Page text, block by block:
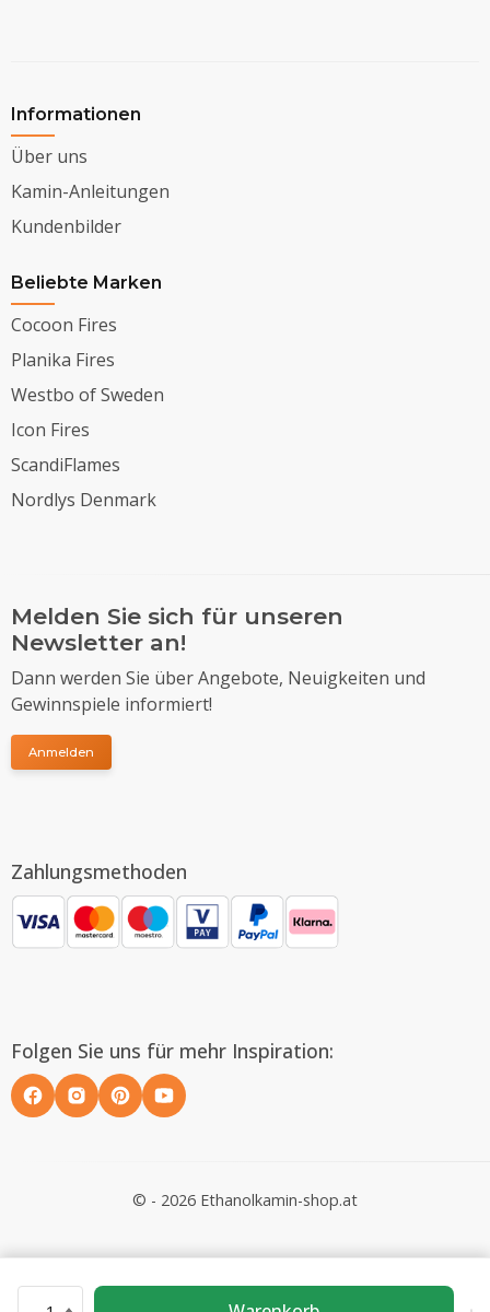
Informationen
Über uns
Kamin-Anleitungen
Kundenbilder
Beliebte Marken
Cocoon Fires
Planika Fires
Westbo of Sweden
Icon Fires
ScandiFlames
Nordlys Denmark
Melden Sie sich für unseren
Newsletter an!
Dann werden Sie über Angebote, Neuigkeiten und
Gewinnspiele informiert!
Anmelden
Zahlungsmethoden
Folgen Sie uns für mehr Inspiration:
© - 2026 Ethanolkamin-shop.at